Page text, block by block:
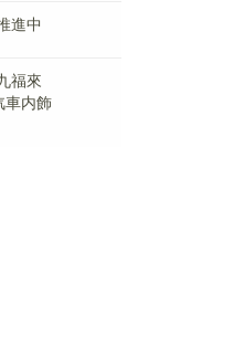
進中
福來
車内飾